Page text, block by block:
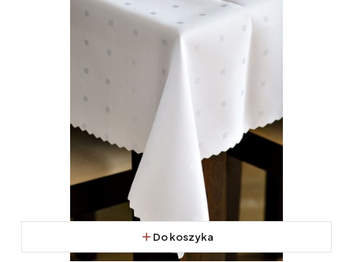
Do koszyka